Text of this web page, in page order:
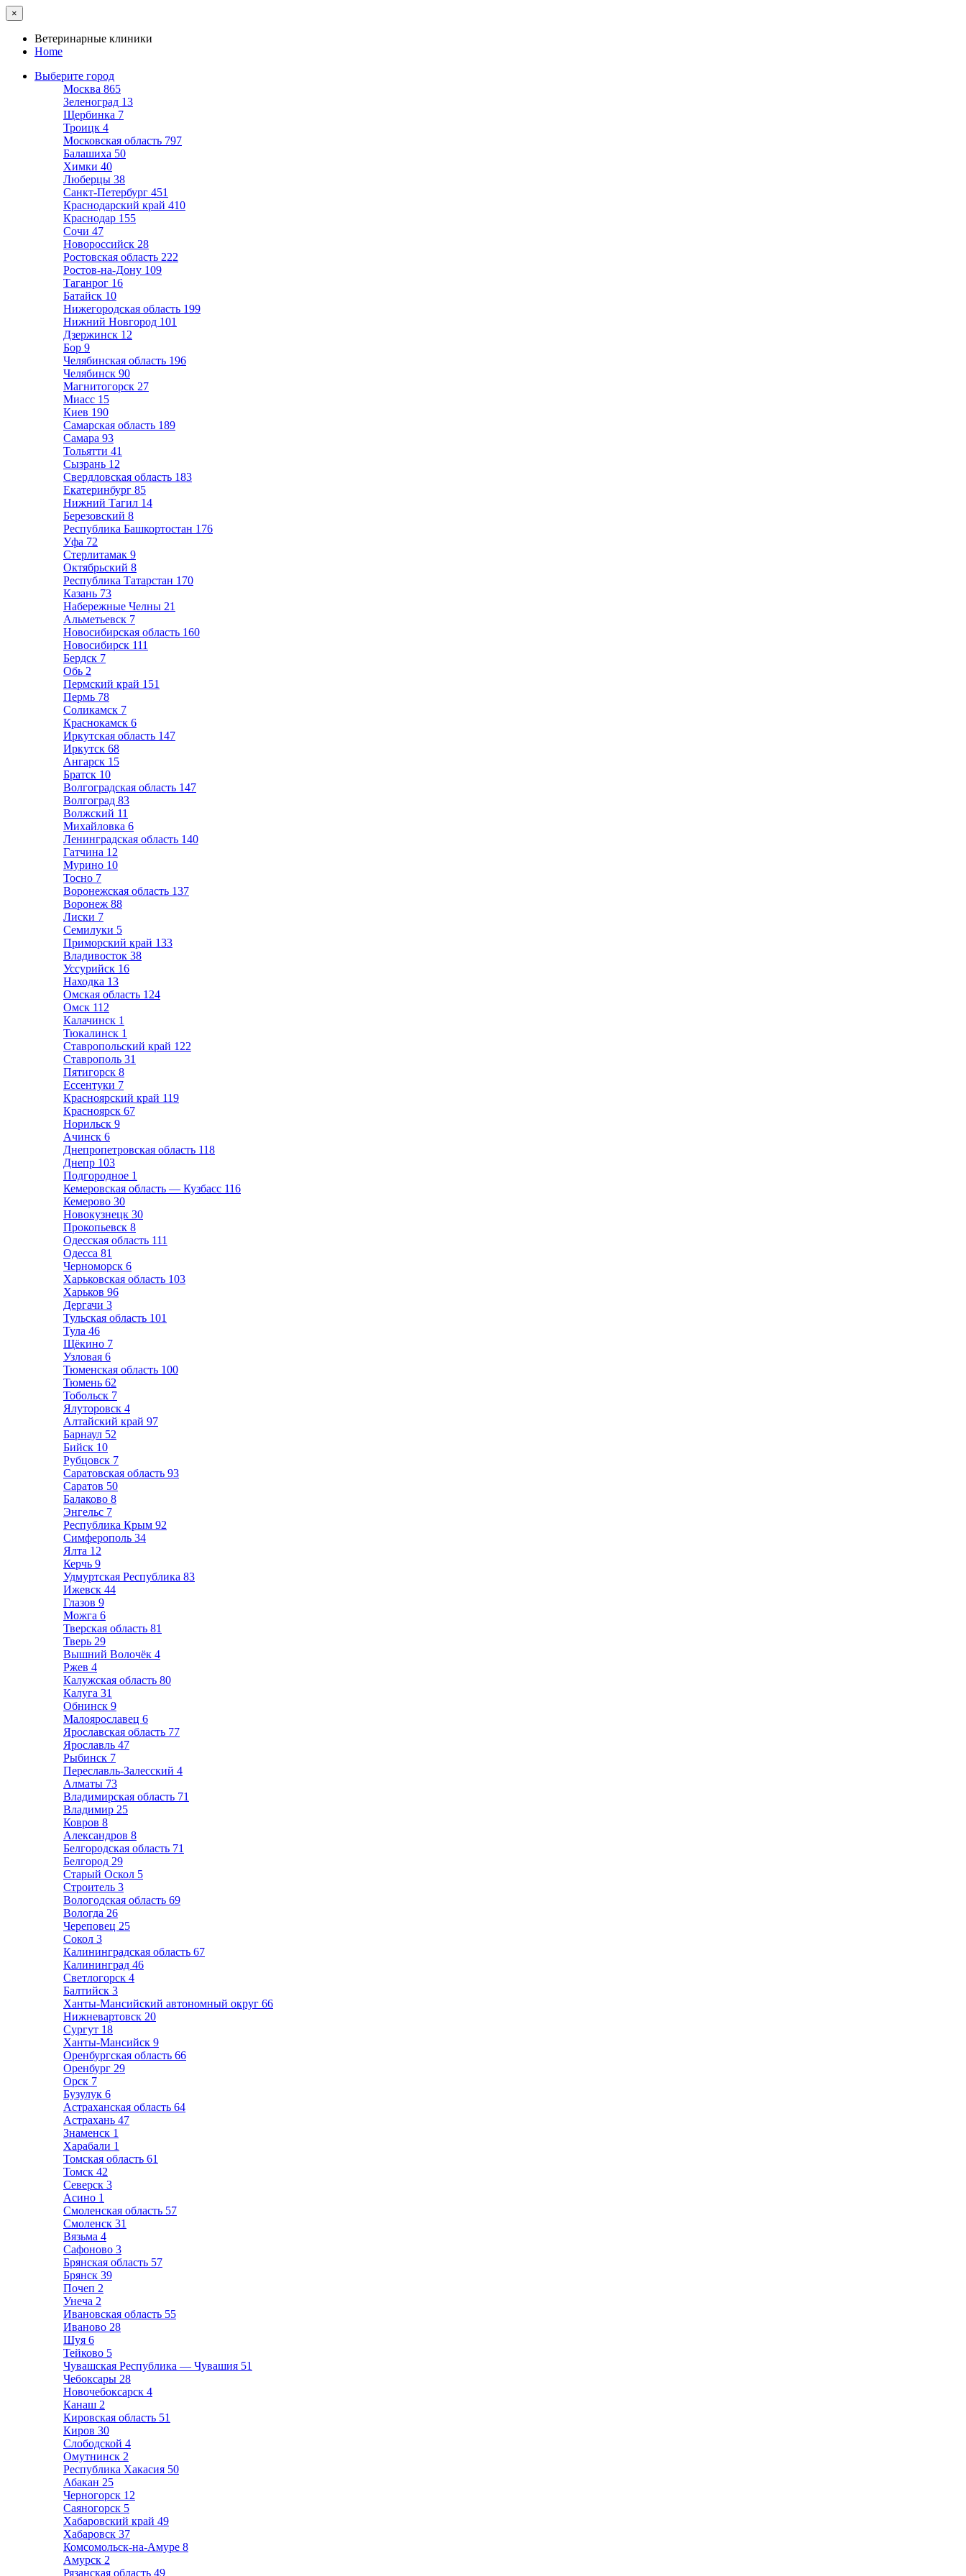
×
Ветеринарные клиники
Home
Выберите город
Москва 865
Зеленоград 13
Щербинка 7
Троицк 4
Московская область 797
Балашиха 50
Химки 40
Люберцы 38
Санкт-Петербург 451
Краснодарский край 410
Краснодар 155
Сочи 47
Новороссийск 28
Ростовская область 222
Ростов-на-Дону 109
Таганрог 16
Батайск 10
Нижегородская область 199
Нижний Новгород 101
Дзержинск 12
Бор 9
Челябинская область 196
Челябинск 90
Магнитогорск 27
Миасс 15
Киев 190
Самарская область 189
Самара 93
Тольятти 41
Сызрань 12
Свердловская область 183
Екатеринбург 85
Нижний Тагил 14
Березовский 8
Республика Башкортостан 176
Уфа 72
Стерлитамак 9
Октябрьский 8
Республика Татарстан 170
Казань 73
Набережные Челны 21
Альметьевск 7
Новосибирская область 160
Новосибирск 111
Бердск 7
Обь 2
Пермский край 151
Пермь 78
Соликамск 7
Краснокамск 6
Иркутская область 147
Иркутск 68
Ангарск 15
Братск 10
Волгоградская область 147
Волгоград 83
Волжский 11
Михайловка 6
Ленинградская область 140
Гатчина 12
Мурино 10
Тосно 7
Воронежская область 137
Воронеж 88
Лиски 7
Семилуки 5
Приморский край 133
Владивосток 38
Уссурийск 16
Находка 13
Омская область 124
Омск 112
Калачинск 1
Тюкалинск 1
Ставропольский край 122
Ставрополь 31
Пятигорск 8
Ессентуки 7
Красноярский край 119
Красноярск 67
Норильск 9
Ачинск 6
Днепропетровская область 118
Днепр 103
Подгородное 1
Кемеровская область — Кузбасс 116
Кемерово 30
Новокузнецк 30
Прокопьевск 8
Одесская область 111
Одесса 81
Черноморск 6
Харьковская область 103
Харьков 96
Дергачи 3
Тульская область 101
Тула 46
Щёкино 7
Узловая 6
Тюменская область 100
Тюмень 62
Тобольск 7
Ялуторовск 4
Алтайский край 97
Барнаул 52
Бийск 10
Рубцовск 7
Саратовская область 93
Саратов 50
Балаково 8
Энгельс 7
Республика Крым 92
Симферополь 34
Ялта 12
Керчь 9
Удмуртская Республика 83
Ижевск 44
Глазов 9
Можга 6
Тверская область 81
Тверь 29
Вышний Волочёк 4
Ржев 4
Калужская область 80
Калуга 31
Обнинск 9
Малоярославец 6
Ярославская область 77
Ярославль 47
Рыбинск 7
Переславль-Залесский 4
Алматы 73
Владимирская область 71
Владимир 25
Ковров 8
Александров 8
Белгородская область 71
Белгород 29
Старый Оскол 5
Строитель 3
Вологодская область 69
Вологда 26
Череповец 25
Сокол 3
Калининградская область 67
Калининград 46
Светлогорск 4
Балтийск 3
Ханты-Мансийский автономный округ 66
Нижневартовск 20
Сургут 18
Ханты-Мансийск 9
Оренбургская область 66
Оренбург 29
Орск 7
Бузулук 6
Астраханская область 64
Астрахань 47
Знаменск 1
Харабали 1
Томская область 61
Томск 42
Северск 3
Асино 1
Смоленская область 57
Смоленск 31
Вязьма 4
Сафоново 3
Брянская область 57
Брянск 39
Почеп 2
Унеча 2
Ивановская область 55
Иваново 28
Шуя 6
Тейково 5
Чувашская Республика — Чувашия 51
Чебоксары 28
Новочебоксарск 4
Канаш 2
Кировская область 51
Киров 30
Слободской 4
Омутнинск 2
Республика Хакасия 50
Абакан 25
Черногорск 12
Саяногорск 5
Хабаровский край 49
Хабаровск 37
Комсомольск-на-Амуре 8
Амурск 2
Рязанская область 49